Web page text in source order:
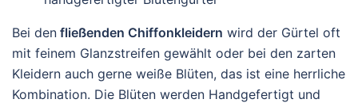
Bei den fließenden Chiffonkleidern wird der Gürtel oft
mit feinem Glanzstreifen gewählt oder bei den zarten
Kleidern auch gerne weiße Blüten, das ist eine herrliche
Kombination. Die Blüten werden Handgefertigt und